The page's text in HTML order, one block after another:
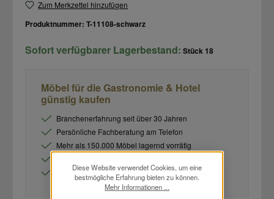
Zum Merkzettel hinzufügen
Produktnummer: T-11108-schwarz
Sofort verfügbarer Lagerbestand: Stück 18
Möbel für die Gastronomie & Hotel
günstig kaufen
Branchenerfahrung seit über 30 Jahren
Persönliche Fachberatung am Telefon
Mehr als 150.000 Möbel lagernd vorrätig
Ihr individuelles Angebot im Warenkorb anfordern
Diese Website verwendet Cookies, um eine
bestmögliche Erfahrung bieten zu können.
Mehr Informationen ...